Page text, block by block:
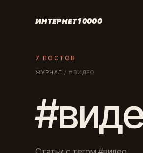
ИНТЕРНЕТ10000
7 ПОСТОВ
ЖУРНАЛ /#ВИДЕО